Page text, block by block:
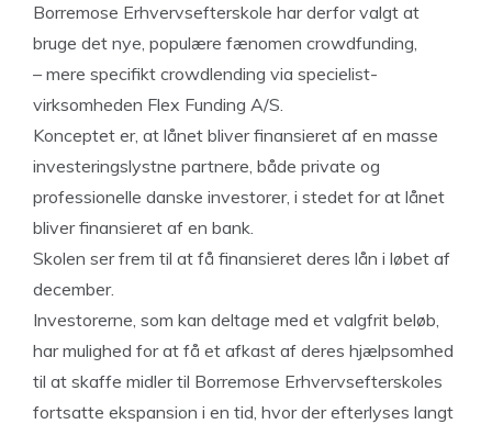
Borremose Erhvervsefterskole har derfor valgt at
bruge det nye, populære fænomen crowdfunding,
– mere specifikt crowdlending via specielist-
virksomheden Flex Funding A/S.
Konceptet er, at lånet bliver finansieret af en masse
investeringslystne partnere, både private og
professionelle danske investorer, i stedet for at lånet
bliver finansieret af en bank.
Skolen ser frem til at få finansieret deres lån i løbet af
december.
Investorerne, som kan deltage med et valgfrit beløb,
har mulighed for at få et afkast af deres hjælpsomhed
til at skaffe midler til Borremose Erhvervsefterskoles
fortsatte ekspansion i en tid, hvor der efterlyses langt